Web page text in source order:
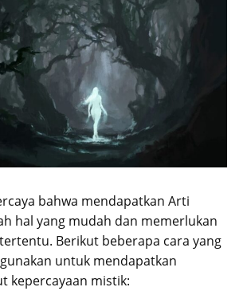
bahwa mendapatkan Arti
hal yang mudah dan memerlukan
Berikut beberapa cara yang
untuk mendapatkan
kepercayaan mistik: